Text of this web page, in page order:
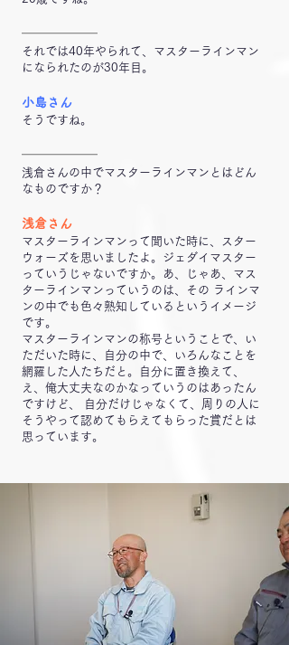
━━━━━━
それでは40年やられて、マスターラインマン
になられたのが30年目。
小島さん
そうですね。
━━━━━━
浅倉さんの中でマスターラインマンとはどん
なものですか？
浅倉さん
マスターラインマンって聞いた時に、スター
ウォーズを思いましたよ。ジェダイマスター
っていうじゃないですか。あ、じゃあ、マス
ターラインマンっていうのは、その ラインマ
ンの中でも色々熟知しているというイメージ
です。
マスターラインマンの称号ということで、い
ただいた時に、自分の中で、いろんなことを
網羅した人たちだと。自分に置き換えて、
え、俺大丈夫なのかなっていうのはあったん
ですけど、 自分だけじゃなくて、周りの人に
そうやって認めてもらえてもらった賞だとは
思っています。